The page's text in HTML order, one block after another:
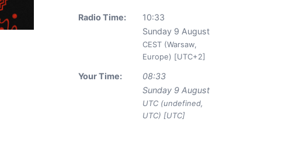
Radio Time: 10:33
Sunday 9 August
CEST (Warsaw,
Europe) [UTC+2]
Your Time: 08:33
Sunday 9 August
UTC (undefined,
UTC) [UTC]